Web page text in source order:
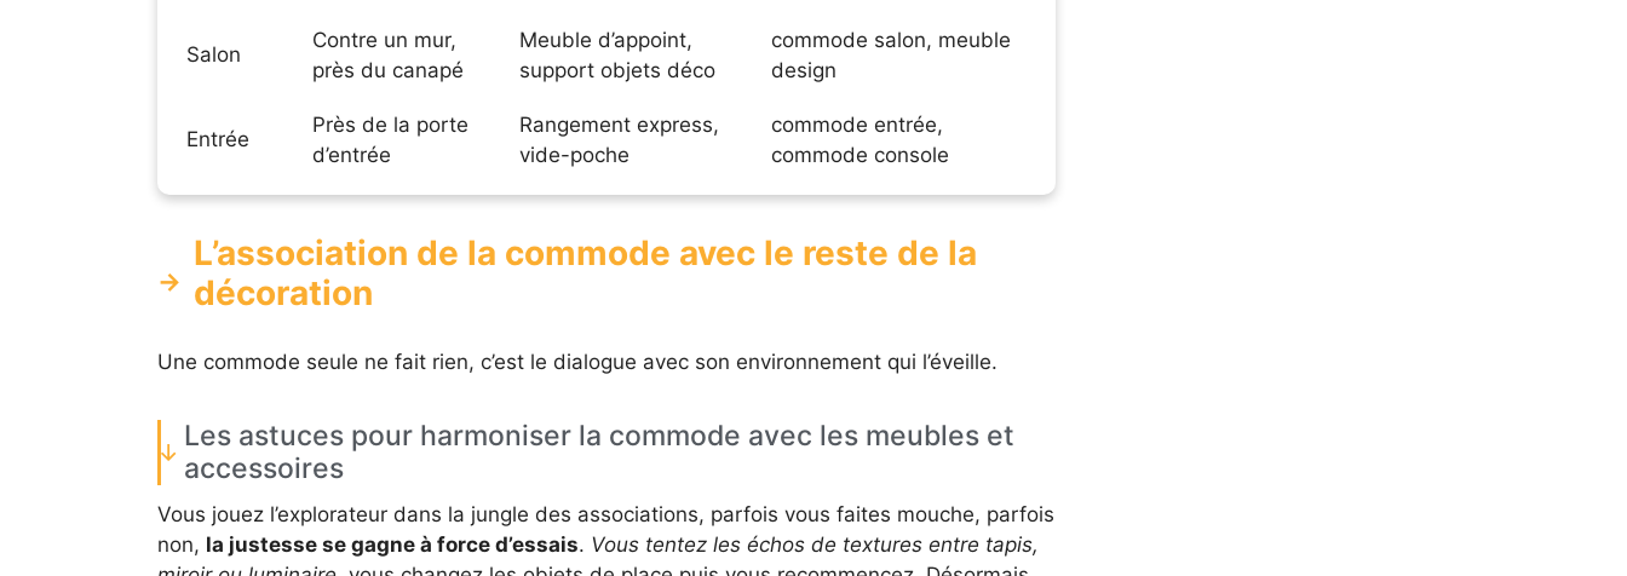
Salon
Contre un mur,
près du canapé
Meuble d’appoint,
support objets déco
commode salon, meuble
design
Entrée
Près de la porte
d’entrée
Rangement express,
vide-poche
commode entrée,
commode console
L’association de la commode avec le reste de la
décoration
Une commode seule ne fait rien, c’est le dialogue avec son environnement qui l’éveille.
Les astuces pour harmoniser la commode avec les meubles et
accessoires
Vous jouez l’explorateur dans la jungle des associations, parfois vous faites mouche, parfois
non, la justesse se gagne à force d’essais. Vous tentez les échos de textures entre tapis,